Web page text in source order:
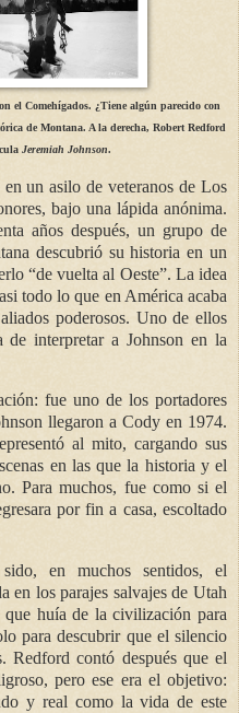
el Comehígados. ¿Tiene algún parecido con
de Montana. A la derecha, Robert Redford
Jeremiah Johnson.
un asilo de veteranos de Los
bajo una lápida anónima.
años después, un grupo de
descubrió su historia en un
“de vuelta al Oeste”. La idea
todo lo que en América acaba
poderosos. Uno de ellos
de interpretar a Johnson en la
fue uno de los portadores
llegaron a Cody en 1974.
al mito, cargando sus
en las que la historia y el
Para muchos, fue como si el
por fin a casa, escoltado
en muchos sentidos, el
en los parajes salvajes de Utah
huía de la civilización para
para descubrir que el silencio
Redford contó después que el
pero ese era el objetivo:
y real como la vida de este